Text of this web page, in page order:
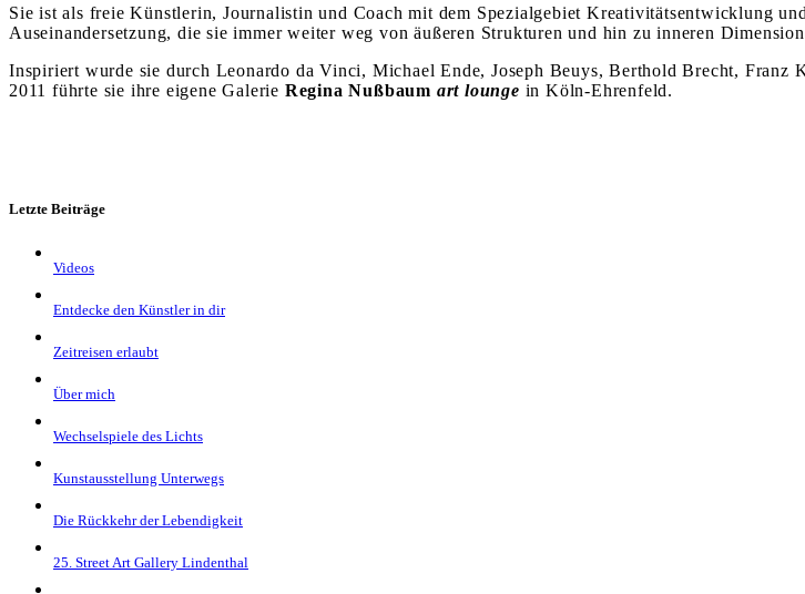
Sie ist als freie Künstlerin, Journalistin und Coach mit dem Spezialgebiet Kreativitätsentwicklung
Auseinandersetzung, die sie immer weiter weg von äußeren Strukturen und hin zu inneren
Inspiriert wurde sie durch Leonardo da Vinci, Michael Ende, Joseph Beuys, Berthold Brecht,
2011 führte sie ihre eigene Galerie Regina Nußbaum art lounge in Köln-Ehrenfeld.
Letzte Beiträge
Videos
Entdecke den Künstler in dir
Zeitreisen erlaubt
Über mich
Wechselspiele des Lichts
Kunstausstellung Unterwegs
Die Rückkehr der Lebendigkeit
25. Street Art Gallery Lindenthal